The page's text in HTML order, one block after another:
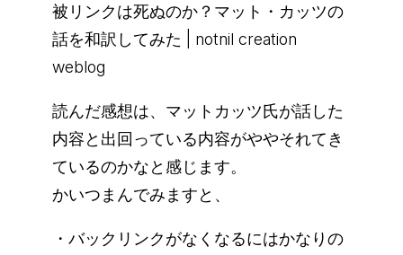
被リンクは死ぬのか？マット・カッツの
話を和訳してみた | notnil creation
weblog
読んだ感想は、マットカッツ氏が話した
内容と出回っている内容がややそれてき
ているのかなと感じます。
かいつまんでみますと、
・バックリンクがなくなるにはかなりの